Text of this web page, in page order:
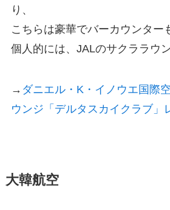
り、
こちらは豪華でバーカウンター
個人的には、JALのサクララウ
→ ダニエル・K・イノウエ国際
ウンジ「デルタスカイクラブ」
大韓航空